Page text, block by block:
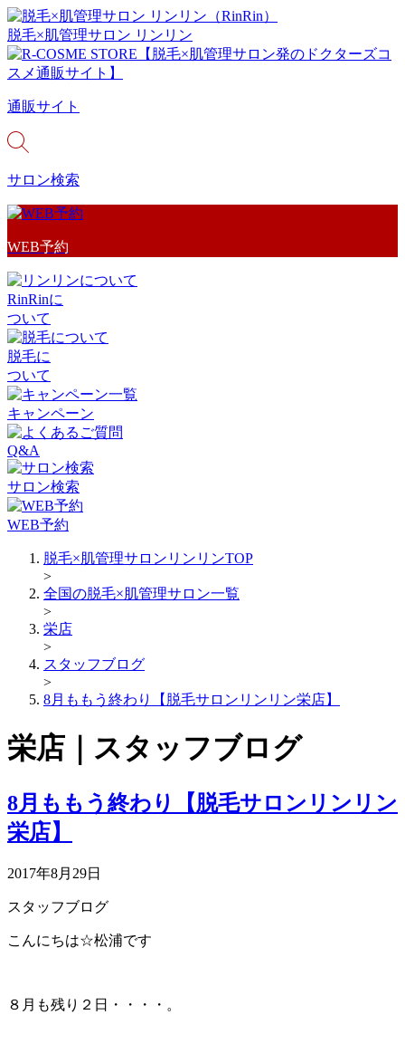
脱毛×肌管理サロン リンリン
通販サイト
サロン検索
WEB予約
RinRinに
ついて
脱毛に
ついて
キャンペーン
Q&A
サロン検索
WEB予約
脱毛×肌管理サロンリンリンTOP
>
全国の脱毛×肌管理サロン一覧
>
栄店
>
スタッフブログ
>
8月ももう終わり【脱毛サロンリンリン栄店】
栄店｜スタッフブログ
8月ももう終わり【脱毛サロンリンリン
栄店】
2017年8月29日
スタッフブログ
こんにちは☆松浦です
８月も残り２日・・・・。